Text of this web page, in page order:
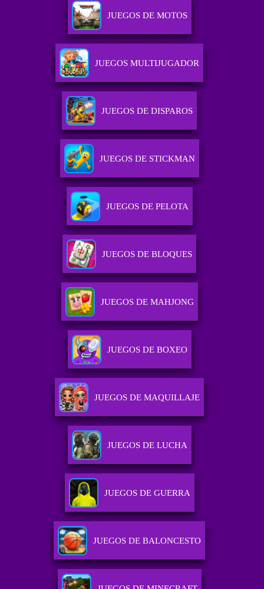
JUEGOS DE MOTOS
JUEGOS MULTIJUGADOR
JUEGOS DE DISPAROS
JUEGOS DE STICKMAN
JUEGOS DE PELOTA
JUEGOS DE BLOQUES
JUEGOS DE MAHJONG
JUEGOS DE BOXEO
JUEGOS DE MAQUILLAJE
JUEGOS DE LUCHA
JUEGOS DE GUERRA
JUEGOS DE BALONCESTO